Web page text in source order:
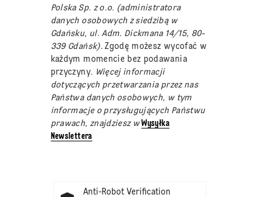
Polska Sp. z o.o. (administratora
danych osobowych z siedzibą w
Gdańsku, ul. Adm. Dickmana 14/15, 80-
339 Gdańsk).Zgodę możesz wycofać w
każdym momencie bez podawania
przyczyny. Więcej informacji
dotyczących przetwarzania przez nas
Państwa danych osobowych, w tym
informacje o przysługujących Państwu
prawach, znajdziesz wWysyłka
Newslettera
Anti-Robot Verification